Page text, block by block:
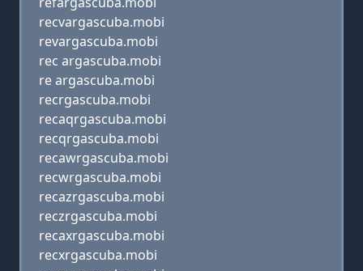
recvargascuba.mobi
revargascuba.mobi
rec argascuba.mobi
re argascuba.mobi
recrgascuba.mobi
recaqrgascuba.mobi
recqrgascuba.mobi
recawrgascuba.mobi
recwrgascuba.mobi
recazrgascuba.mobi
reczrgascuba.mobi
recaxrgascuba.mobi
recxrgascuba.mobi